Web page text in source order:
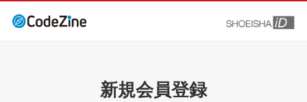
新規会員登録